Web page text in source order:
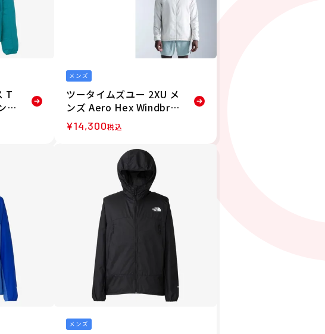
T
ズ
メンズ
ツータイムズユー 2XU メ
ンズ Aero Hex Windbre
aker ジャケット ウイン
ドブレーカー MR7518A
¥14,300税込
メンズ